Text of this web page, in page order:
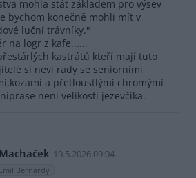
mohla stát základem pro výsev
bychom konečně mohli mít v
luční trávníky."
na logr z kafe......
kastrátů kteří mají tuto
si neví rady se seniorními
a přetloustlými chromými
není velikosti jezevčíka.
19.5.2026 09:04
Bernardy